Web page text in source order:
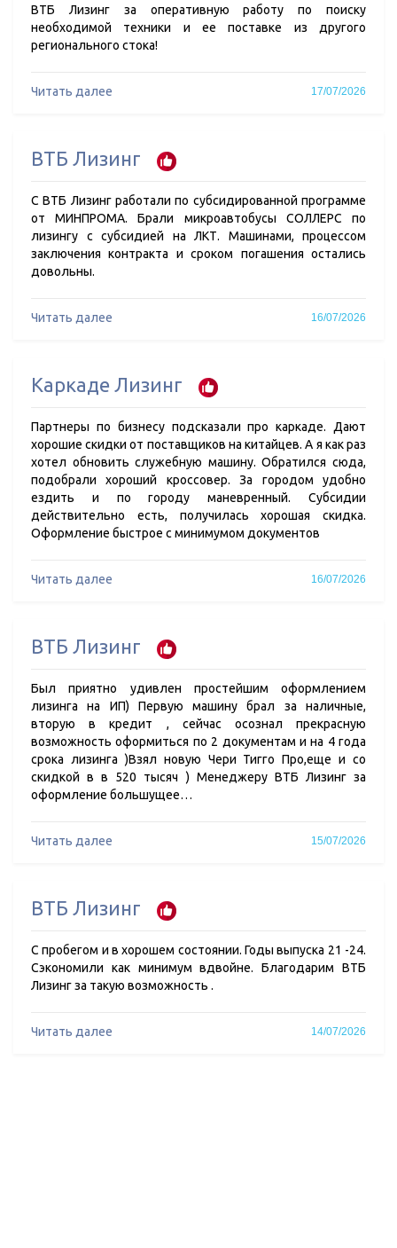
ВТБ Лизинг за оперативную работу по поиску
необходимой техники и ее поставке из другого
регионального стока!
Читать далее 17/07/2026
ВТБ Лизинг
С ВТБ Лизинг работали по субсидированной программе
от МИНПРОМА. Брали микроавтобусы СОЛЛЕРС по
лизингу с субсидией на ЛКТ. Машинами, процессом
заключения контракта и сроком погашения остались
довольны.
Читать далее 16/07/2026
Каркаде Лизинг
Партнеры по бизнесу подсказали про каркаде. Дают
хорошие скидки от поставщиков на китайцев. А я как раз
хотел обновить служебную машину. Обратился сюда,
подобрали хороший кроссовер. За городом удобно
ездить и по городу маневренный. Субсидии
действительно есть, получилась хорошая скидка.
Оформление быстрое с минимумом документов
Читать далее 16/07/2026
ВТБ Лизинг
Был приятно удивлен простейшим оформлением
лизинга на ИП) Первую машину брал за наличные,
вторую в кредит , сейчас осознал прекрасную
возможность оформиться по 2 документам и на 4 года
срока лизинга )Взял новую Чери Тигго Про,еще и со
скидкой в в 520 тысяч ) Менеджеру ВТБ Лизинг за
оформление большущее…
Читать далее 15/07/2026
ВТБ Лизинг
С пробегом и в хорошем состоянии. Годы выпуска 21 -24.
Сэкономили как минимум вдвойне. Благодарим ВТБ
Лизинг за такую возможность .
Читать далее 14/07/2026